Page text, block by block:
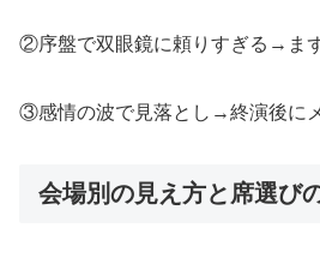
②序盤で双眼鏡に頼りすぎる→ま
③感情の波で見落とし→終演後に
会場別の見え方と席選び